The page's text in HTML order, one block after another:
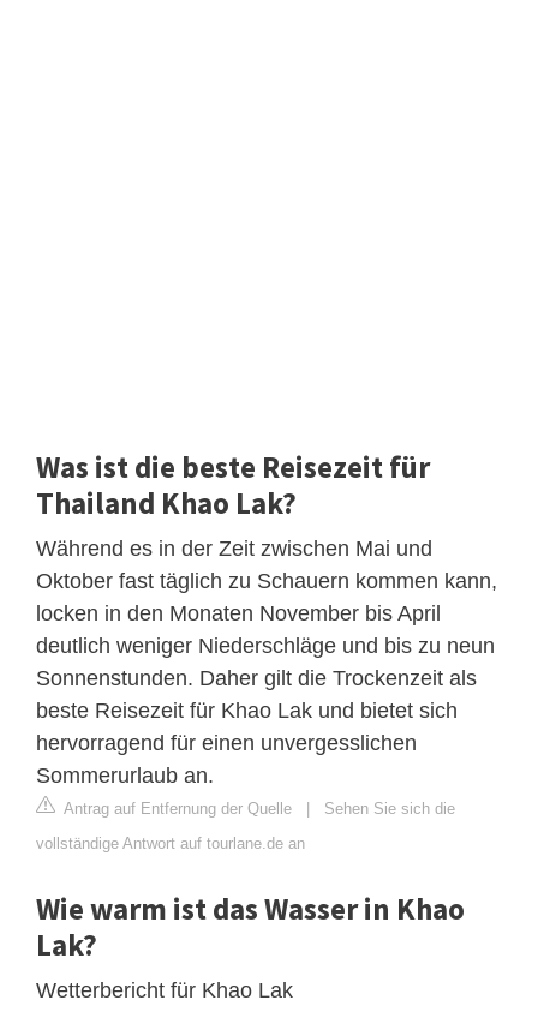
Was ist die beste Reisezeit für
Thailand Khao Lak?
Während es in der Zeit zwischen Mai und
Oktober fast täglich zu Schauern kommen kann,
locken in den Monaten November bis April
deutlich weniger Niederschläge und bis zu neun
Sonnenstunden. Daher gilt die Trockenzeit als
beste Reisezeit für Khao Lak und bietet sich
hervorragend für einen unvergesslichen
Sommerurlaub an.
Antrag auf Entfernung der Quelle | Sehen Sie sich die
vollständige Antwort auf tourlane.de an
Wie warm ist das Wasser in Khao
Lak?
Wetterbericht für Khao Lak